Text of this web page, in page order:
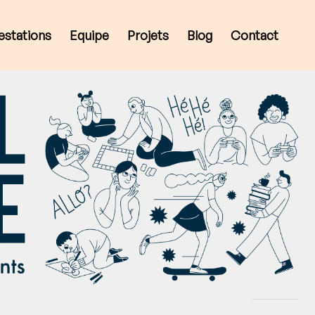
Equipe Projets Blog Contact